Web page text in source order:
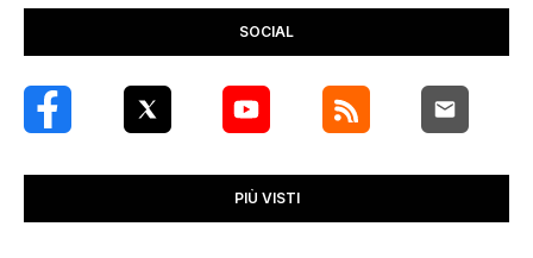
SOCIAL
PIÙ VISTI